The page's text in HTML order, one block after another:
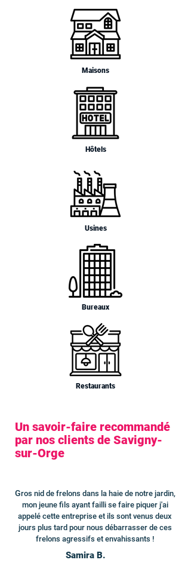
Maisons
Hôtels
Usines
Bureaux
Restaurants
Un savoir-faire recommandé
par nos clients de Savigny-
sur-Orge
Gros nid de frelons dans la haie de notre jardin,
mon jeune fils ayant failli se faire piquer j'ai
appelé cette entreprise et ils sont venus deux
jours plus tard pour nous débarrasser de ces
frelons agressifs et envahissants !
Samira B.